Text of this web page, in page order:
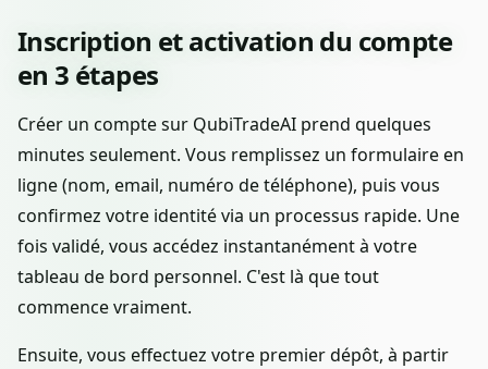
Inscription et activation du compte
en 3 étapes
Créer un compte sur QubiTradeAI prend quelques
minutes seulement. Vous remplissez un formulaire en
ligne (nom, email, numéro de téléphone), puis vous
confirmez votre identité via un processus rapide. Une
fois validé, vous accédez instantanément à votre
tableau de bord personnel. C'est là que tout
commence vraiment.
Ensuite, vous effectuez votre premier dépôt, à partir